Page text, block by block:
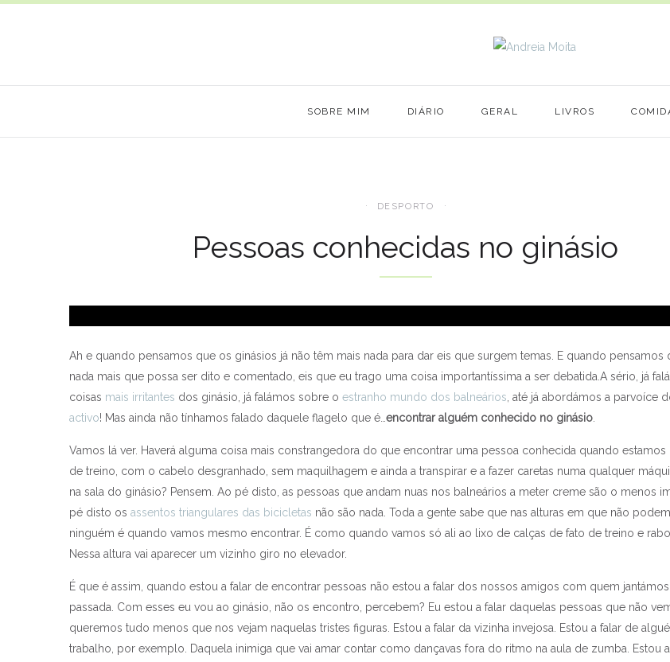
SOBRE MIM DIÁRIO GERAL LIVROS
DESPORTO
Pessoas conhecidas no ginásio
Ah e quando pensamos que os ginásios já não têm mais nada para dar eis que surgem temas. E quando pensamos
nada mais que possa ser dito e comentado, eis que eu trago uma coisa importantíssima a ser debatida.A sério, já
coisas mais irritantes dos ginásio, já falámos sobre o estranho mundo dos balneários, até já abordámos a parvoíce
activo! Mas ainda não tínhamos falado daquele flagelo que é…encontrar alguém conhecido no ginásio.
Vamos lá ver. Haverá alguma coisa mais constrangedora do que encontrar uma pessoa conhecida quando
de treino, com o cabelo desgranhado, sem maquilhagem e ainda a transpirar e a fazer caretas numa qualquer
na sala do ginásio? Pensem. Ao pé disto, as pessoas que andam nuas nos balneários a meter creme são o menos
pé disto os assentos triangulares das bicicletas não são nada. Toda a gente sabe que nas alturas em que não
ninguém é quando vamos mesmo encontrar. É como quando vamos só ali ao lixo de calças de fato de treino e
Nessa altura vai aparecer um vizinho giro no elevador.
É que é assim, quando estou a falar de encontrar pessoas não estou a falar dos nossos amigos com quem
passada. Com esses eu vou ao ginásio, não os encontro, percebem? Eu estou a falar daquelas pessoas que não
queremos tudo menos que nos vejam naquelas tristes figuras. Estou a falar da vizinha invejosa. Estou a falar de
trabalho, por exemplo. Daquela inimiga que vai amar contar como dançavas fora do ritmo na aula de zumba. Estou